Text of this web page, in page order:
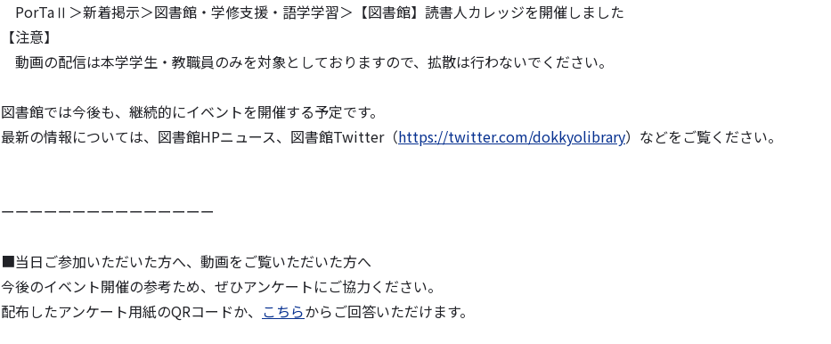
PorTaⅡ＞新着掲示＞図書館・学修支援・語学学習＞【図書館】読書人カレッジを開催しました
【注意】
動画の配信は本学学生・教職員のみを対象としておりますので、拡散は行わないでください。
図書館では今後も、継続的にイベントを開催する予定です。
最新の情報については、図書館HPニュース、図書館Twitter（https://twitter.com/dokkyolibrary）などをご覧ください。
ーーーーーーーーーーーーーーー
■当日ご参加いただいた方へ、動画をご覧いただいた方へ
今後のイベント開催の参考ため、ぜひアンケートにご協力ください。
配布したアンケート用紙のQRコードか、 こちらからご回答いただけます。